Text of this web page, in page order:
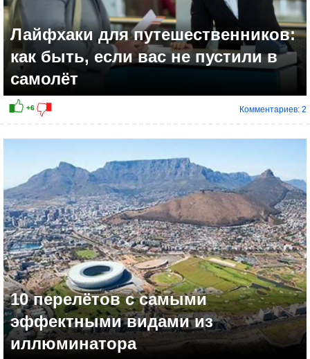
Лайфхаки для путешественников:
как быть, если вас не пустили в
самолёт
Комментариев: 2
10 перелётов с самыми
эффектными видами из
иллюминатора